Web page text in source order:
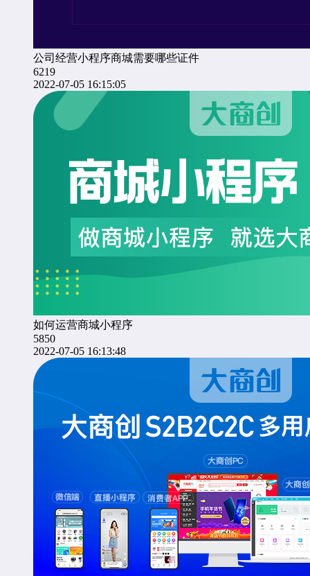
公司经营小程序商城需要哪些证件
6219
2022-07-05 16:15:05
如何运营商城小程序
5850
2022-07-05 16:13:48